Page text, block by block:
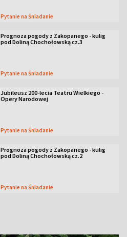
Pytanie na Śniadanie
Prognoza pogody z Zakopanego - kulig
pod Doliną Chochołowską cz.3
Pytanie na Śniadanie
Jubileusz 200-lecia Teatru Wielkiego -
Opery Narodowej
Pytanie na Śniadanie
Prognoza pogody z Zakopanego - kulig
pod Doliną Chochołowską cz.2
Pytanie na Śniadanie